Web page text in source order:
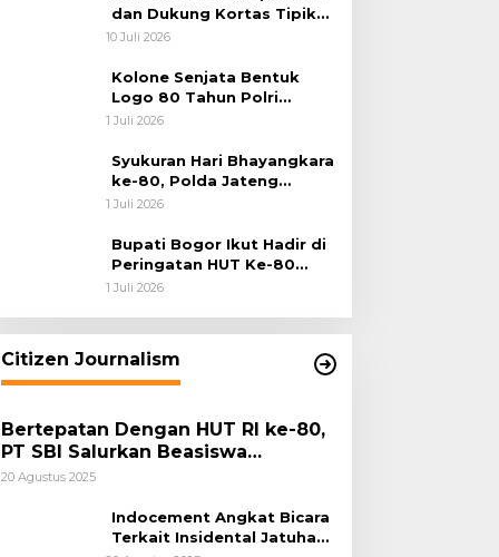
dan Dukung Kortas Tipikor
Polri Usut Dugaan Korupsi
10 Juli 2026
Kolone Senjata Bentuk
Logo 80 Tahun Polri
Warnai Upacara Hari
1 Juli 2026
Syukuran Hari Bhayangkara
ke-80, Polda Jateng
Teguhkan Semangat
Kebersamaan
1 Juli 2026
Bupati Bogor Ikut Hadir di
Peringatan HUT Ke-80
Bhayangkara, Sinergi Polri
Kunci Menjaga Keamanan
1 Juli 2026
Citizen Journalism
Bertepatan Dengan HUT RI ke-80,
PT SBI Salurkan Beasiswa
Pendidikan Kepada 500 Pelajar
20 Agustus 2025
Indocement Angkat Bicara
Terkait Insidental Jatuhan